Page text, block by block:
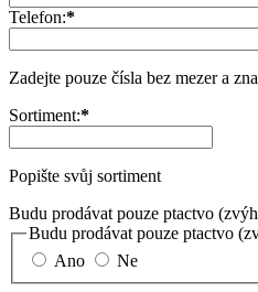
Telefon:*
Zadejte pouze čísla bez mezer a
Sortiment:*
Popište svůj sortiment
Budu prodávat pouze ptactvo
Budu prodávat pouze ptactvo
Ano
Ne